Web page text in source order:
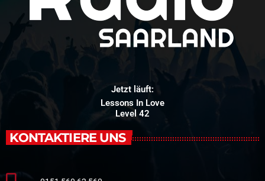
Jetzt läuft:
Lessons In Love
Level 42
KONTAKTIERE UNS